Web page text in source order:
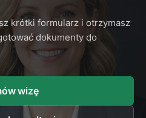
krótki formularz i otrzymasz
dokumenty do
wizę